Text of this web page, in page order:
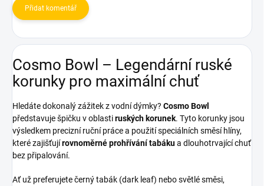
Přidat komentář
Cosmo Bowl – Legendární ruské
korunky pro maximální chuť
Hledáte dokonalý zážitek z vodní dýmky? Cosmo Bowl
představuje špičku v oblastiruských korunek. Tyto korunky jsou
výsledkem precizní ruční práce a použití speciálních směsí hlíny,
které zajišťujírovnoměrné prohřívání tabákua dlouhotrvající chuť
bez připalování.
Ať už preferujete černý tabák (dark leaf) nebo světlé směsi,